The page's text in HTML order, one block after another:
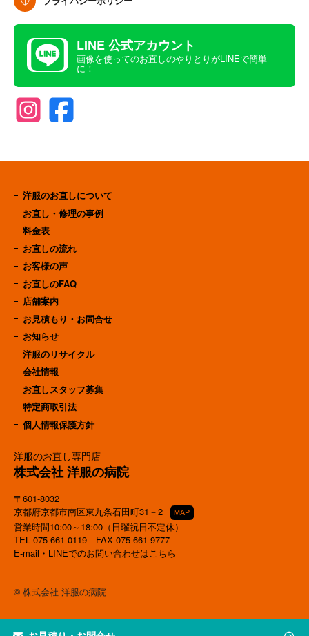
LINE 公式アカウント
画像を使ってのお直しのやりとりがLINEで簡単
に！
洋服のお直し専門店
株式会社 洋服の病院
〒601-8032
京都府京都市南区東九条石田町31－2
MAP
営業時間10:00～18:00（日曜祝日不定休）
TEL 075-661-0119 FAX 075-661-9777
E-mail・LINEでのお問い合わせはこちら
洋服のお直しについて
お直し・修理の事例
料金表
お直しの流れ
お客様の声
お直しのFAQ
店舗案内
お見積もり・お問合せ
お知らせ
洋服のリサイクル
会社情報
お直しスタッフ募集
特定商取引法
個人情報保護方針
© 株式会社 洋服の病院